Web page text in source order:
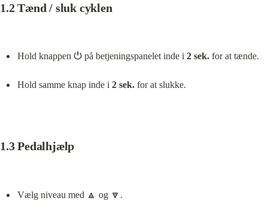
1.2 Tænd / sluk cyklen
Hold knappen ⏻ på betjeningspanelet inde i 2 sek. for at tænde.
Hold samme knap inde i 2 sek. for at slukke.
1.3 Pedalhjælp